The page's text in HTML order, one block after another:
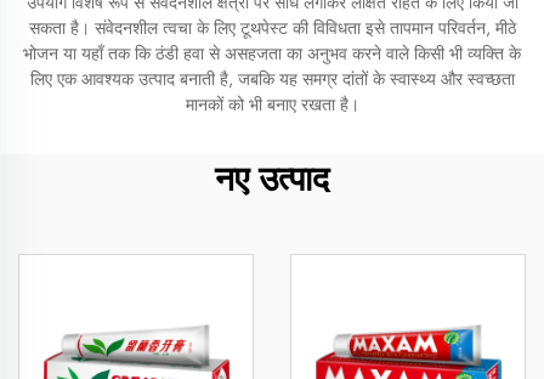
सकता है। संवेदनशील त्वचा के लिए टूथपेस्ट की विविधता इसे तापमान परिवर्तन, मीठे
भोजन या यहाँ तक कि ठंडी हवा से असहजता का अनुभव करने वाले किसी भी व्यक्ति के
लिए एक आवश्यक उत्पाद बनाती है, जबकि यह समग्र दांतों के स्वास्थ्य और स्वच्छता
मानकों को भी बनाए रखता है।
नए उत्पाद